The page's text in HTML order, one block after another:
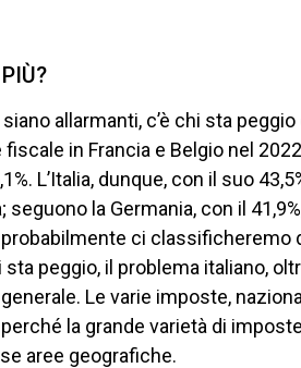
allarmanti, c’è chi sta
in Francia e Belgio nel
L’Italia, dunque, con il suo
la Germania, con il
ci classificheremo
sta peggio, il problema italiano,
Le varie imposte,
la grande varietà di
aree geografiche.